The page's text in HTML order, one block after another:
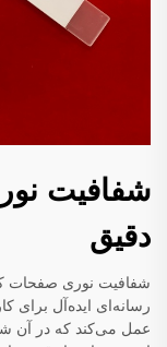
شفافیت
دقیق
شفافیت نوری صفحات
رسانه‌ای ایده‌آل برای
عمل می‌کند که در آن